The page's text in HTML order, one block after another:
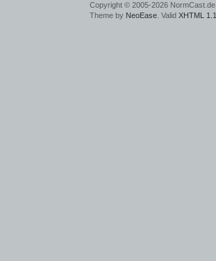
Copyright © 2005-2026 NormCast.de
Theme by NeoEase . Valid XHTML 1.1